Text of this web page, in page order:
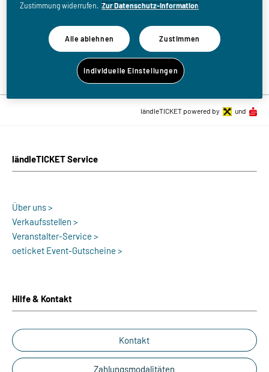
Zurück zur Eventliste
ländleTICKET Service
Über uns >
Verkaufsstellen >
Veranstalter-Service >
oeticket Event-Gutscheine >
Hilfe & Kontakt
Kontakt
Zahlungsmodalitäten
ländleTICKET powered by und
Zustimmung widerrufen. Zur Datenschutz-Information
Alle ablehnen Zustimmen
Individuelle Einstellungen